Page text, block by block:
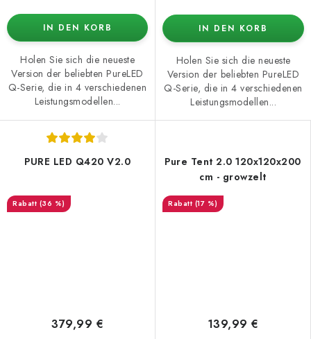
IN DEN KORB
Holen Sie sich die neueste
Version der beliebten PureLED
Q-Serie, die in 4 verschiedenen
Leistungsmodellen...
IN DEN KORB
Holen Sie sich die neueste
Version der beliebten PureLED
Q-Serie, die in 4 verschiedenen
Leistungsmodellen...
PURE LED Q420 V2.0
(36 %)
379,99 €
Pure Tent 2.0 120x120x200
cm - growzelt
(17 %)
139,99 €